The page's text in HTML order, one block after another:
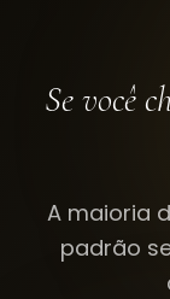
Se você
A maioria
padrão